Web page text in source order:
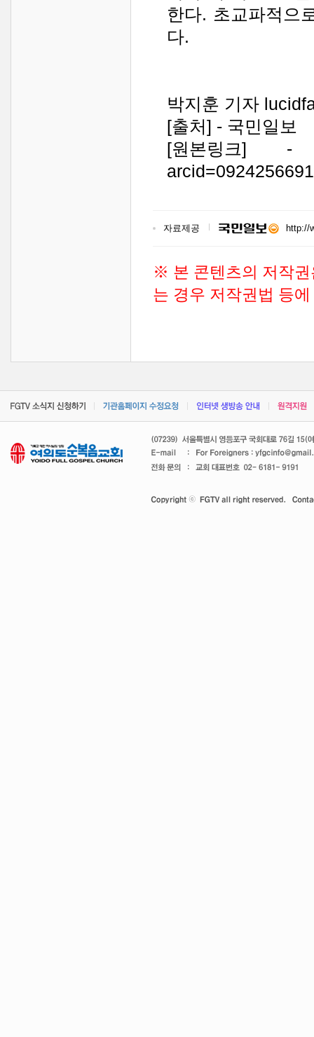
한다. 초교파적으
다.
박지훈 기자
[출처] - 국민일보
[원본링크] -
자료제공 http://
※ 본 콘텐츠의 저작권
는 경우 저작권법 등